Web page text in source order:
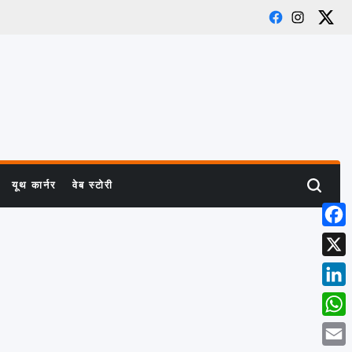
FacebookX
यूथ कार्नर वेब स्टोरी Search
X